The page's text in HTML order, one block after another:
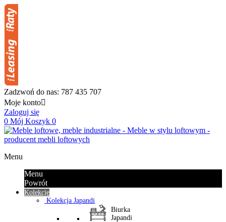
Zadzwoń do nas: 787 435 707
Moje konto
Zaloguj się
0 Mój Koszyk 0
Menu
Menu
Powrót
Kolekcje
Kolekcja Japandi
Biurka
Japandi